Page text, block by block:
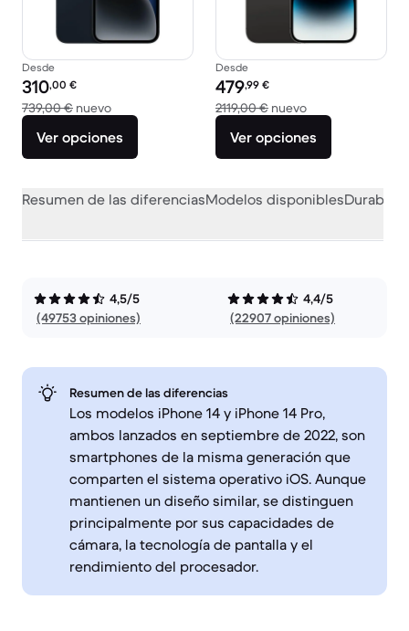
Desde
Precio reacondicionado:
310,00 €
739,00 € nuevoEl dispositivo nuevo vale 739,00 €
Ver opciones
Desde
Precio reacondicionado:
479,99 €
2119,00 € nuevoEl dispositivo
Ver opciones
Resumen de las diferenciasModelos disponibles
4,5/5
(49753 opiniones)
4,4/5
(22907 opiniones)
Resumen de las diferencias
Los modelos iPhone 14 y iPhone 14 Pro,
ambos lanzados en septiembre de 2022, son
smartphones de la misma generación que
comparten el sistema operativo iOS. Aunque
mantienen un diseño similar, se distinguen
principalmente por sus capacidades de
cámara, la tecnología de pantalla y el
rendimiento del procesador.